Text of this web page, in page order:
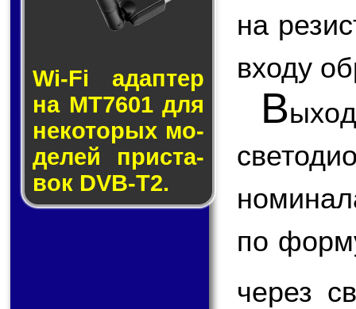
Wi-Fi адап­тер
на MT7601 для
не­ко­то­рых мо­
де­лей прис­та­
вок DVB-T2.
на
входу
В
по
через